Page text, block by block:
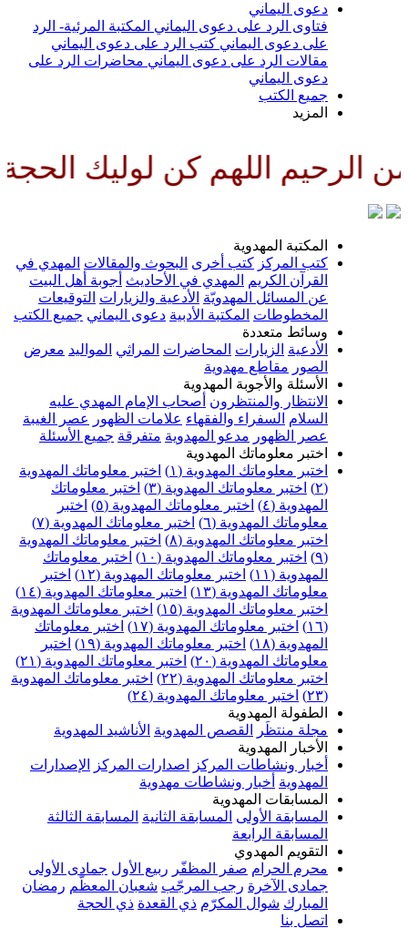
اليماني
الرد على دعوى اليماني المكتبة المرئية- الرد
دعوى اليماني كتب الرد على دعوى اليماني
الرد على دعوى اليماني محاضرات الرد على
كن لوليك الحجة بن
المهدوية
كتب أخرى البحوث والمقالات المهدي في
المهدي في الأحاديث أجوبة أهل البيت
المسائل المهدويّة الأدعية والزيارات التوقيعات
المكتبة الأدبية دعوى اليماني جميع الكتب
متعددة
الزيارات المحاضرات المراثي المواليد معرض
مقاطع مهدوية
والأجوبة المهدوية
والمنتظرون أصحاب الإمام المهدي عليه
السفراء والفقهاء علامات الظهور عصر الغيبة
مدعو المهدوية متفرقة جميع الأسئلة
معلوماتك المهدوية
معلوماتك المهدوية (١)
اختبر معلوماتك المهدوية
اختبر معلوماتك المهدوية (٣)
اختبر معلوماتك
اختبر معلوماتك المهدوية (٥)
اختبر
المهدوية (٦)
اختبر معلوماتك المهدوية (٧)
معلوماتك المهدوية (٨)
اختبر معلوماتك المهدوية
اختبر معلوماتك المهدوية (١٠)
اختبر معلوماتك
اختبر معلوماتك المهدوية (١٢)
اختبر
المهدوية (١٣)
اختبر معلوماتك المهدوية (١٤)
معلوماتك المهدوية (١٥)
اختبر معلوماتك المهدوية
اختبر معلوماتك المهدوية (١٧)
اختبر معلوماتك
اختبر معلوماتك المهدوية (١٩)
اختبر
المهدوية (٢٠)
اختبر معلوماتك المهدوية (٢١)
معلوماتك المهدوية (٢٢)
اختبر معلوماتك المهدوية
اختبر معلوماتك المهدوية (٢٤)
المهدوية
منتظَر
القصص المهدوية الأناشيد المهدوية
المهدوية
ونشاطات المركز اصدارات المركز الإصدارات
أخبار ونشاطات مهدوية
المهدوية
الأولى المسابقة الثانية المسابقة الثالثة
الرابعة
المهدوي
الحرام
صفر المظفّر ربيع الأول جمادى الأولى
رجب المرجّب شعبان المعظّم رمضان
شوال المكرّم ذي القعدة ذي الحجة